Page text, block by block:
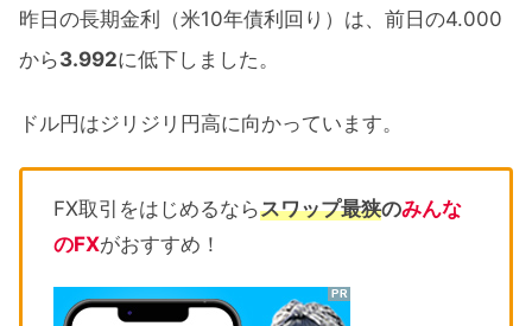
昨日の長期金利（米10年債利回り）は、前日の4.000
から3.992に低下しました。
ドル円はジリジリ円高に向かっています。
FX取引をはじめるならスワップ最狭のみんな
のFXがおすすめ！